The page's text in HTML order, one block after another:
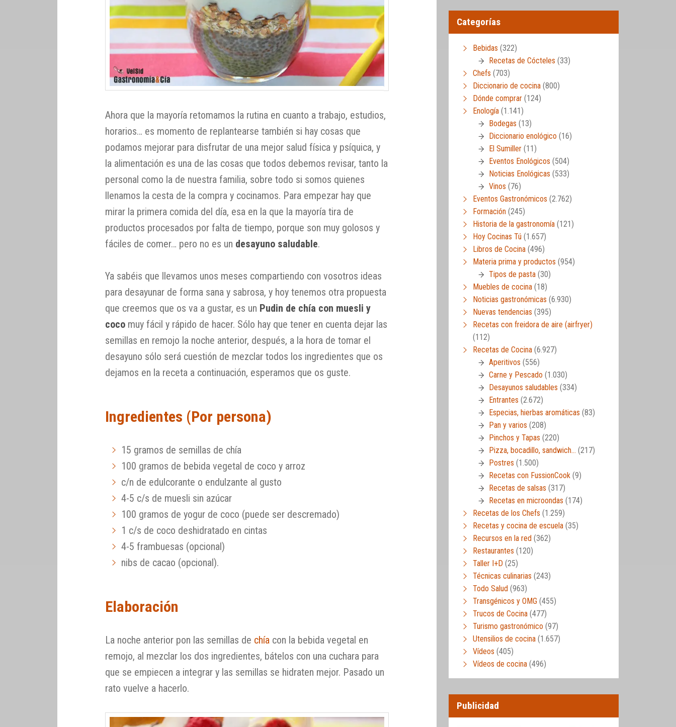
Ahora que la mayoría retomamos la rutina en cuanto a trabajo, estudios,
horarios… es momento de replantearse también si hay cosas que
podamos mejorar para disfrutar de una mejor salud física y psíquica, y
la alimentación es una de las cosas que todos debemos revisar, tanto la
personal como la de nuestra familia, sobre todo si somos quienes
llenamos la cesta de la compra y cocinamos. Para empezar hay que
mirar la primera comida del día, esa en la que la mayoría tira de
productos procesados por falta de tiempo, porque son muy golosos y
fáciles de comer… pero no es un desayuno saludable.
Ya sabéis que llevamos unos meses compartiendo con vosotros ideas
para desayunar de forma sana y sabrosa, y hoy tenemos otra propuesta
que creemos que os va a gustar, es un Pudin de chía con muesli y
coco muy fácil y rápido de hacer. Sólo hay que tener en cuenta dejar las
semillas en remojo la noche anterior, después, a la hora de tomar el
desayuno sólo será cuestión de mezclar todos los ingredientes que os
dejamos en la receta a continuación, esperamos que os guste.
Ingredientes (Por persona)
15 gramos de semillas de chía
100 gramos de bebida vegetal de coco y arroz
c/n de edulcorante o endulzante al gusto
4-5 c/s de muesli sin azúcar
100 gramos de yogur de coco (puede ser descremado)
1 c/s de coco deshidratado en cintas
4-5 frambuesas (opcional)
nibs de cacao (opcional).
Elaboración
La noche anterior pon las semillas de chía con la bebida vegetal en
remojo, al mezclar los dos ingredientes, bátelos con una cuchara para
que se empiecen a integrar y las semillas se hidraten mejor. Pasado un
rato vuelve a hacerlo.
Categorías
Bebidas (322)
Recetas de Cócteles (33)
Chefs (703)
Diccionario de cocina (800)
Dónde comprar (124)
Enología (1.141)
Bodegas (13)
Diccionario enológico (16)
El Sumiller (11)
Eventos Enológicos (504)
Noticias Enológicas (533)
Vinos (76)
Eventos Gastronómicos (2.762)
Formación (245)
Historia de la gastronomía (121)
Hoy Cocinas Tú (1.657)
Libros de Cocina (496)
Materia prima y productos (954)
Tipos de pasta (30)
Muebles de cocina (18)
Noticias gastronómicas (6.930)
Nuevas tendencias (395)
Recetas con freidora de aire (airfryer)
(112)
Recetas de Cocina (6.927)
Aperitivos (556)
Carne y Pescado (1.030)
Desayunos saludables (334)
Entrantes (2.672)
Especias, hierbas aromáticas (83)
Pan y varios (208)
Pinchos y Tapas (220)
Pizza, bocadillo, sandwich… (217)
Postres (1.500)
Recetas con FussionCook (9)
Recetas de salsas (317)
Recetas en microondas (174)
Recetas de los Chefs (1.259)
Recetas y cocina de escuela (35)
Recursos en la red (362)
Restaurantes (120)
Taller I+D (25)
Técnicas culinarias (243)
Todo Salud (963)
Transgénicos y OMG (455)
Trucos de Cocina (477)
Turismo gastronómico (97)
Utensilios de cocina (1.657)
Vídeos (405)
Vídeos de cocina (496)
Publicidad